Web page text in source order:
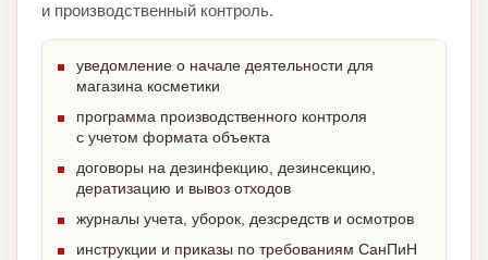
и производственный контроль.
уведомление о начале деятельности для
магазина косметики
программа производственного контроля
с учетом формата объекта
договоры на дезинфекцию, дезинсекцию,
дератизацию и вывоз отходов
журналы учета, уборок, дезсредств и осмотров
инструкции и приказы по требованиям СанПиН